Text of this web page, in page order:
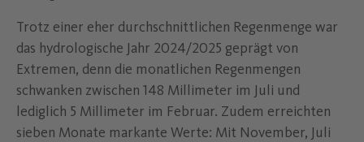
Trotz einer eher durchschnittlichen Regenmenge war
das hydrologische Jahr 2024/2025 geprägt von
Extremen, denn die monatlichen Regenmengen
schwanken zwischen 148 Millimeter im Juli und
lediglich 5 Millimeter im Februar. Zudem erreichten
sieben Monate markante Werte: Mit November, Juli